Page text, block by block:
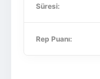
Süresi:
Rep Puanı: